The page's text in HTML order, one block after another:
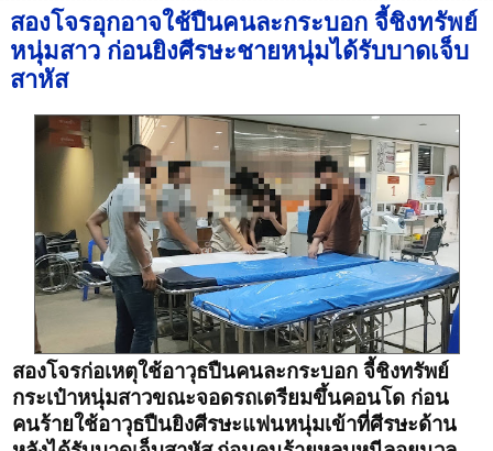
สองโจรอุกอาจใช้ปืนคนละกระบอก จี้ชิงทรัพย์
หนุ่มสาว ก่อนยิงศีรษะชายหนุ่มได้รับบาดเจ็บ
สาหัส
สองโจรก่อเหตุใช้อาวุธปืนคนละกระบอก จี้ชิงทรัพย์
กระเป๋าหนุ่มสาวขณะจอดรถเตรียมขึ้นคอนโด ก่อน
คนร้ายใช้อาวุธปืนยิงศีรษะแฟนหนุ่มเข้าที่ศีรษะด้าน